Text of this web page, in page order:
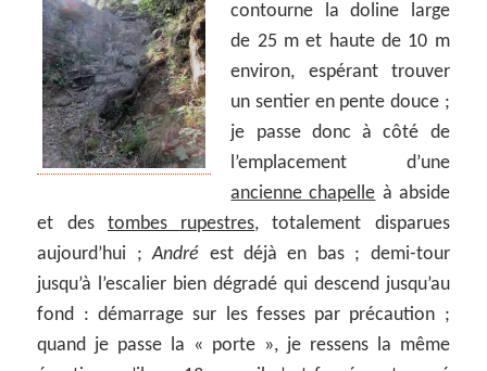
contourne la doline large
de 25 m et haute de 10 m
environ, espérant trouver
un sentier en pente douce ;
je passe donc à côté de
l’emplacement d’une
ancienne chapelle à abside
et des tombes rupestres, totalement disparues
aujourd’hui ;André est déjà en bas ; demi-tour
jusqu’à l’escalier bien dégradé qui descend jusqu’au
fond : démarrage sur les fesses par précaution ;
quand je passe la « porte », je ressens la même